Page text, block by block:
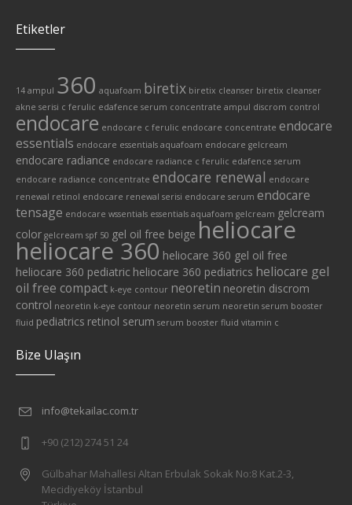
Etiketler
14 ampul 360 aquafoam biretix biretix cleanser biretix cleanser
akne serisi c ferulic edafence serum concentrate ampul discrom control
endocare endocare c ferulic endocare concentrate endocare
essentials endocare essentials aquafoam endocare gelcream
endocare radiance endocare radiance c ferulic edafence serum
endocare radiance concentrate endocare renewal endocare
renewal retinol endocare renewal serisi endocare serum endocare
tensage endocare wssentials essentials aquafoam gelcream gelcream
color gelcream spf 50 gel oil free beige heliocare
heliocare 360 heliocare 360 gel oil free
heliocare 360 pediatric heliocare 360 pediatrics heliocare gel
oil free compact k-eye contour neoretin neoretin discrom
control neoretin k-eye contour neoretin serum neoretin serum booster
fluid pediatrics retinol serum serum booster fluid vitamin c
Bize Ulaşın
info@tekailac.com.tr
+90 (212) 274 51 24
Gülbahar Mahallesi Altan Erbulak Sokak No:8 Kat.2-3,
Mecidiyeköy İstanbul